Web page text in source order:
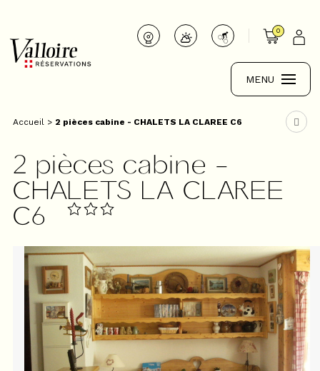
0
MENU
Accueil > 2 pièces cabine - CHALETS LA CLAREE C6
2 pièces cabine -
CHALETS LA CLAREE
C6